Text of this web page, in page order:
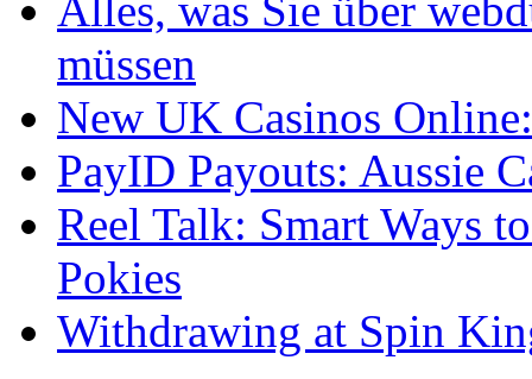
müssen
New UK Casinos
PayID Payouts: Aussie
Reel Talk: Smart Ways
Pokies
Withdrawing at Spin